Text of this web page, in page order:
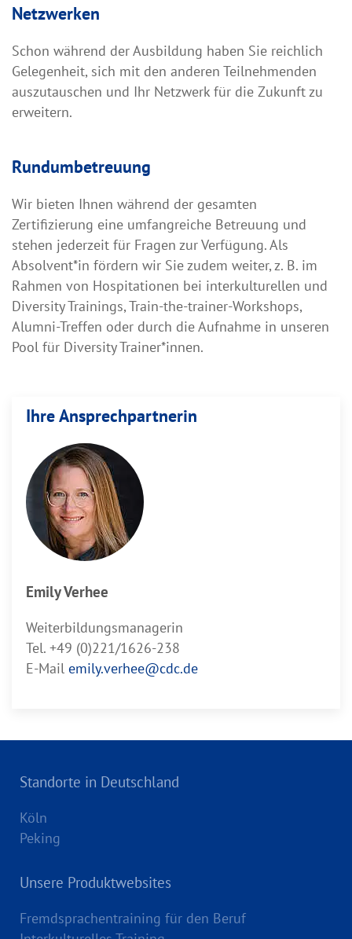
Netzwerken
Schon während der Ausbildung haben Sie reichlich
Gelegenheit, sich mit den anderen Teilnehmenden
auszutauschen und Ihr Netzwerk für die Zukunft zu
erweitern.
Rundumbetreuung
Wir bieten Ihnen während der gesamten
Zertifizierung eine umfangreiche Betreuung und
stehen jederzeit für Fragen zur Verfügung. Als
Absolvent*in fördern wir Sie zudem weiter, z. B. im
Rahmen von Hospitationen bei interkulturellen und
Diversity Trainings, Train-the-trainer-Workshops,
Alumni-Treffen oder durch die Aufnahme in unseren
Pool für Diversity Trainer*innen.
Ihre Ansprechpartnerin
Emily Verhee
Weiterbildungsmanagerin
Tel. +49 (0)221/1626-238
E-Mail emily.verhee@cdc.de
Standorte in Deutschland
Köln
Peking
Unsere Produktwebsites
Fremdsprachentraining für den Beruf